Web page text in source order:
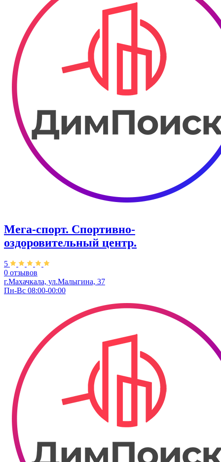
Мега-спорт. Спортивно-
оздоровительный центр.
5
0 отзывов
г.Махачкала, ул.Малыгина, 37
Пн-Вс 08:00-00:00